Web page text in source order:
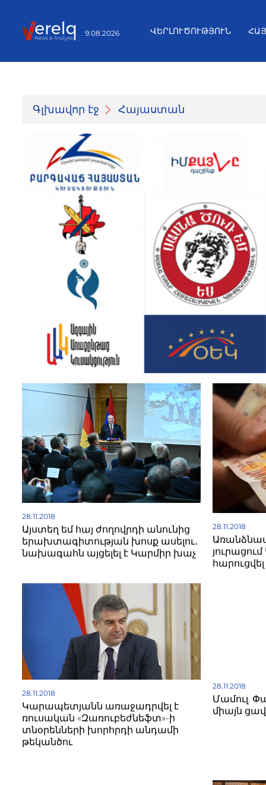
9.08.2026 ՎԵՐԼՈՒԾՈՒԹՅՈՒՆ
Գլխավոր էջ Հայաստան
28.11.2018
Այստեղ եմ հայ ժողովրդի անունից
երախտագիտության խոսք ասելու․
նախագահն այցելել է Կարմիր խաչ
28.11.2018
28.11.2018
Կարապետյանն առաջադրվել է
ռուսական «Զառուբեժնեֆտ»-ի
տնօրենների խորհրդի անդամի
թեկանծու
28.11.2018
Մամուլ.
միայն